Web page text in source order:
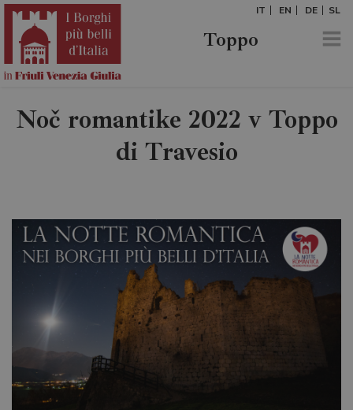
IT EN DE SL
Toppo
Noč romantike 2022 v Toppo
di Travesio